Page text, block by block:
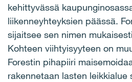
kehittyvässä
liikenneyhteyksien päässä.
sijaitsee sen nimen
Kohteen viihtyisyyteen on
Forestin pihapiiri
rakennetaan lasten leikkialue